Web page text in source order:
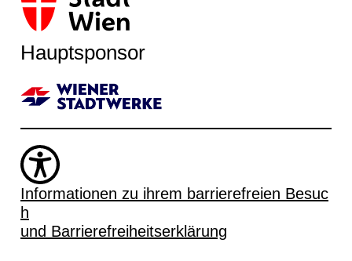
Hauptsponsor
Informationen zu ihrem barrierefreien Besuc
h
und Barrierefreiheitserklärung